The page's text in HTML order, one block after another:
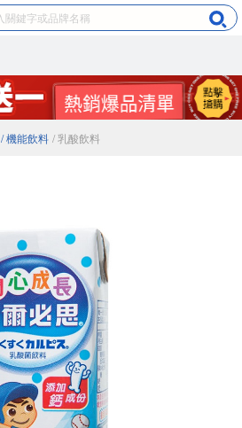
/ 機能飲料 / 乳酸飲料